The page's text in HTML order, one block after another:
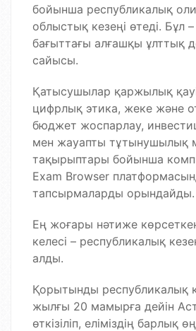
бойынша республикалық
облыстық кезеңі өтеді. Бұл –
бағыттағы алғашқы ұлттық
сайысы.
Қатысушылар қаржылық
цифрлық этика, жеке және
бюджет жоспарлау,
мен жауапты тұтынушылық
тақырыптары бойынша
Exam Browser
тапсырмаларды орындайды.
Ең жоғары нәтиже
келесі – республикалық
алды.
Қорытынды республикалық
жылғы 20 мамырға дейін
өткізіліп, еліміздің барлық